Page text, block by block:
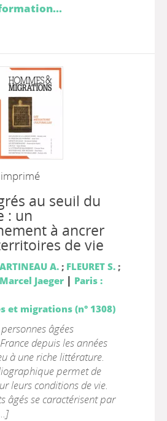
au seuil du
: un
à ancrer
de vie
A.; FLEURET S.;
Marcel Jaeger | Paris :
et migrations (n° 1308)
âgées
depuis les années
à une riche littérature.
permet de
leurs conditions de vie.
âgés se caractérisent par